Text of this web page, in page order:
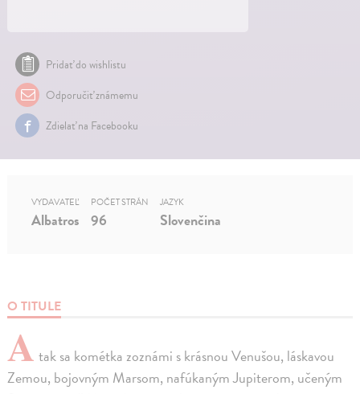
Pridať do wishlistu
Odporučiť známemu
Zdielať na Facebooku
O TITULE
A tak sa kométka zoznámi s krásnou Venušou, láskavou
Zemou, bojovným Marsom, nafúkaným Jupiterom, učeným
VYDAVATEĽ
Albatros
POČET STRÁN
96
JAZYK
Slovenčina